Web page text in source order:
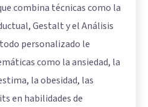
combina técnicas como la
Gestalt y el Análisis
personalizado le
como la ansiedad, la
la obesidad, las
en habilidades de